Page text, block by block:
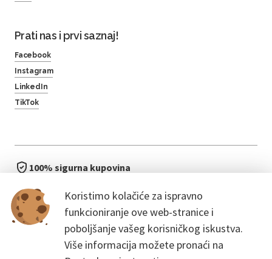
Koristimo kolačiće za ispravno
funkcioniranje ove web-stranice i
poboljšanje vašeg korisničkog iskustva.
Više informacija možete pronaći na
Prati nas i prvi saznaj!
Facebook
Instagram
LinkedIn
TikTok
100% sigurna kupovina
bez čekanja u redu